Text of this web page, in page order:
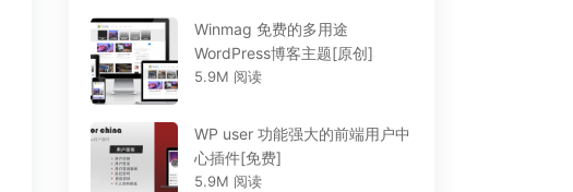
Winmag 免费的多用途
WordPress博客主题[原创]
5.9M 阅读
WP user 功能强大的前端用户中
心插件[免费]
5.9M 阅读